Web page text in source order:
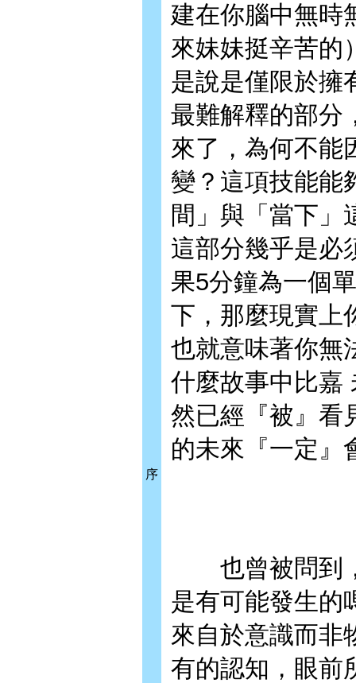
序
建在你腦中無時
來妹妹挺辛苦的
是說是僅限於擁
最難解釋的部分
來了，為何不能
變？這項技能能
間」與「當下」
這部分幾乎是必
果5分鐘為一個
下，那麼現實上
也就意味著你無
什麼故事中比嘉
然已經『被』看
的未來『一定』
也曾被問到，
是有可能發生的
來自於意識而非
有的認知，眼前